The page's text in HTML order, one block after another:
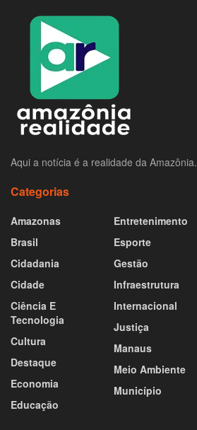
Aqui a notícia é a realidade da Amazônia.
Categorias
Amazonas
Brasil
Cidadania
Cidade
Ciência E
Tecnologia
Cultura
Destaque
Economia
Educação
Entretenimento
Esporte
Gestão
Infraestrutura
Internacional
Justiça
Manaus
Meio Ambiente
Município